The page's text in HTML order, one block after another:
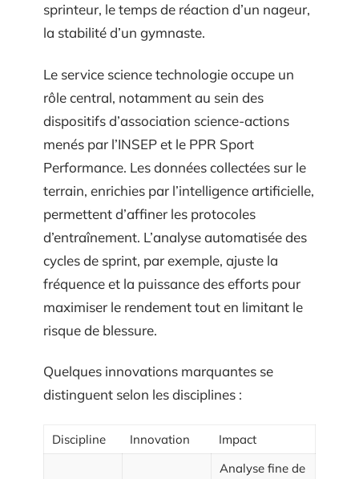
sprinteur, le temps de réaction d’un nageur,
la stabilité d’un gymnaste.
Le service science technologie occupe un
rôle central, notamment au sein des
dispositifs d’association science-actions
menés par l’INSEP et le PPR Sport
Performance. Les données collectées sur le
terrain, enrichies par l’intelligence artificielle,
permettent d’affiner les protocoles
d’entraînement. L’analyse automatisée des
cycles de sprint, par exemple, ajuste la
fréquence et la puissance des efforts pour
maximiser le rendement tout en limitant le
risque de blessure.
Quelques innovations marquantes se
distinguent selon les disciplines :
Discipline Innovation Impact
Analyse fine de